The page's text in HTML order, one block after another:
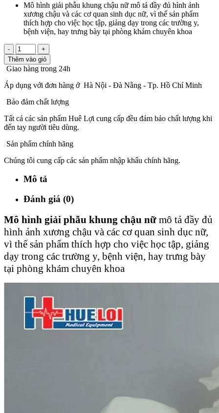
Mô hình giải phẫu khung chậu nữ mô tả đầy đủ hình ảnh
xương chậu và các cơ quan sinh dục nữ, vì thế sản phẩm
thích hợp cho việc học tập, giảng dạy trong các trường y,
bệnh viện, hay trưng bày tại phòng khám chuyên khoa
-
+
Thêm vào giỏ
Giao hàng trong 24h
Áp dụng với đơn hàng ở Hà Nội - Đà Nằng - Tp. Hồ Chí Minh
Bảo đảm chất lượng
Tất cả các sản phẩm Huê Lợi cung cấp đều đảm bảo chất lượng khi
đến tay người tiêu dùng.
Sản phẩm chính hãng
Chúng tôi cung cấp các sản phẩm nhập khẩu chính hãng.
Mô tả
Đánh giá (0)
Mô hình giải phẫu khung chậu nữ mô tả đầy đủ
hình ảnh xương chậu và các cơ quan sinh dục nữ,
vì thế sản phẩm thích hợp cho việc học tập, giảng
dạy trong các trường y, bệnh viện, hay trưng bày
tại phòng khám chuyên khoa